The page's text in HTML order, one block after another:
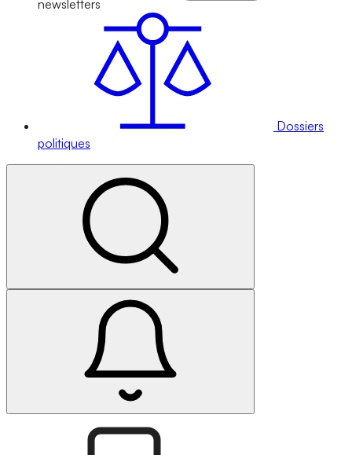
newsletters
Dossiers
politiques